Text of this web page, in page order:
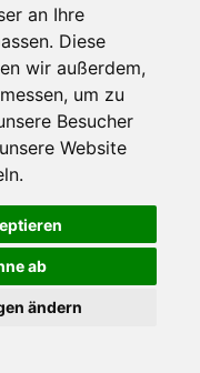
an Ihre
Diese
wir außerdem,
um zu
Besucher
Website
ab
ändern
Ihrem Computer zu speichern.
andere helfen uns dabei, das
Seite erklären Sie sich damit